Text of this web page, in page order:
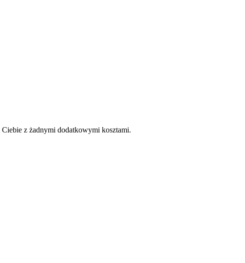
Ciebie z żadnymi dodatkowymi kosztami.